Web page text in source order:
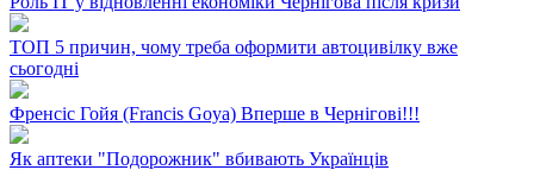
ТОП 5 причин, чому треба оформити автоцивілку вже
сьогодні
Френсіс Гойя (Francis Goya) Вперше в Чернігові!!!
Як аптеки "Подорожник" вбивають Українців